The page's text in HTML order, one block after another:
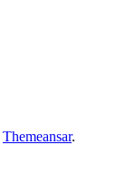
Themeansar.